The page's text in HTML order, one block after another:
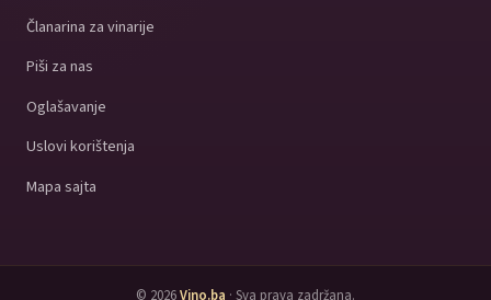
Članarina za vinarije
Piši za nas
Oglašavanje
Uslovi korištenja
Mapa sajta
© 2026Vino.ba · Sva prava zadržana.